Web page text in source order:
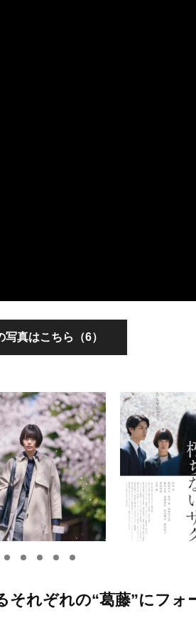
写真はこちら（6）
それぞれの“葛藤”にフォ